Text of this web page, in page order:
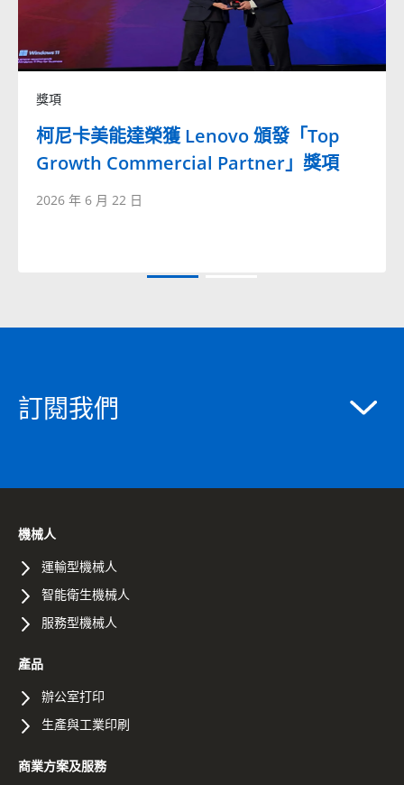
獎項
柯尼卡美能達榮獲 Lenovo 頒發「Top
Growth Commercial Partner」獎項
2026 年 6 月 22 日
訂閱我們
機械人
運輸型機械人
智能衛生機械人
服務型機械人
產品
辦公室打印
生產與工業印刷
商業方案及服務